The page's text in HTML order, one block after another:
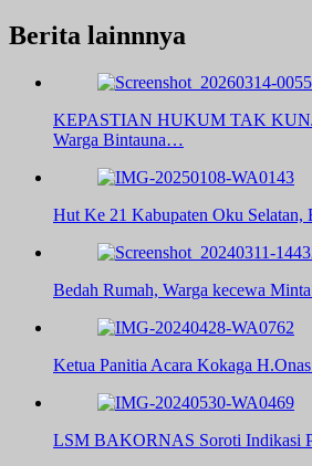
Berita lainnnya
KEPASTIAN HUKUM TAK
Warga Bintauna…
Hut Ke 21 Kabupaten Oku
Bedah Rumah, Warga kecewa
Ketua Panitia Acara Kokaga
LSM BAKORNAS Soroti Indikasi